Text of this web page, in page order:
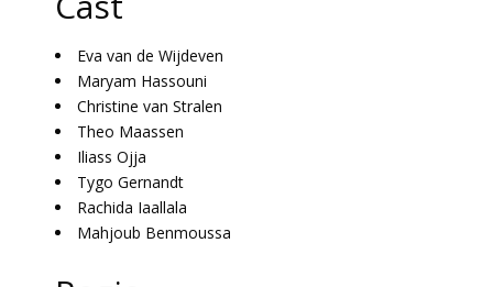
Eva van de Wijdeven
Maryam Hassouni
Christine van Stralen
Theo Maassen
Iliass Ojja
Tygo Gernandt
Rachida Iaallala
Mahjoub Benmoussa